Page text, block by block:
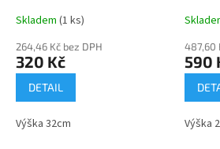
Skladem (1 ks)
264,46 Kč bez DPH
320 Kč
DETAIL
Výška 32cm
487,60
590
Výška